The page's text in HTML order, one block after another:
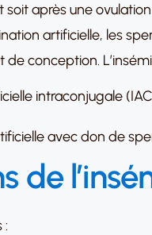
après une
artificielle, les
conception.
intraconjugale
avec don de
de
: